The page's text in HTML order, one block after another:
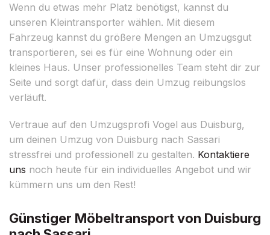
Wenn du etwas mehr Platz benötigst, kannst du
unseren Kleintransporter wählen. Mit diesem
Fahrzeug kannst du größere Mengen an Umzugsgut
transportieren, sei es für eine Wohnung oder ein
kleines Haus. Unser professionelles Team steht dir zur
Seite und sorgt dafür, dass dein Umzug reibungslos
verläuft.
Vertraue auf den Umzugsprofi Vogel aus Duisburg,
um deinen Umzug von Duisburg nach Sassari
stressfrei und professionell zu gestalten. Kontaktiere
uns noch heute für ein individuelles Angebot und wir
kümmern uns um den Rest!
Günstiger Möbeltransport von Duisburg